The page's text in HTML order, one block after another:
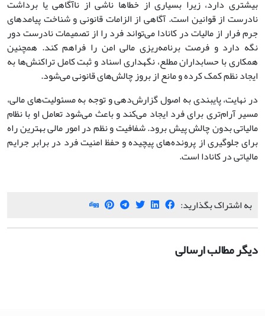
بیشتری دارد، زیرا بسیاری از خطاها ناشی از ناآگاهی یا برداشت
نادرست از قوانین است. آگاهی از الزامات قانونی و شناخت پیامدهای
جرم فرار از مالیات در کانادا می‌تواند فرد را از تصمیمات نادرست دور
نگه دارد و فرصت برنامه‌ریزی مالی امن را فراهم کند. همچنین
همکاری با حسابداران مطلع، نگهداری اسناد و ثبت کامل تراکنش‌ها به
ایجاد نظم کمک کرده و مانع از بروز چالش‌های قانونی می‌شود.
در نهایت، پایبندی به اصول گزارش‌دهی و توجه به مسئولیت‌های مالی،
مسیر آرام‌تری برای فرد ایجاد می‌کند و باعث می‌شود تعامل او با نظام
مالیاتی بدون چالش پیش برود. شفافیت و نظم در امور مالی بهترین راه
برای جلوگیری از پرونده‌های پیچیده و حفظ امنیت فرد در برابر جرایم
مالیاتی در کانادا است.
به اشتراک بگذارید:
دیگر مطالب ارسالی